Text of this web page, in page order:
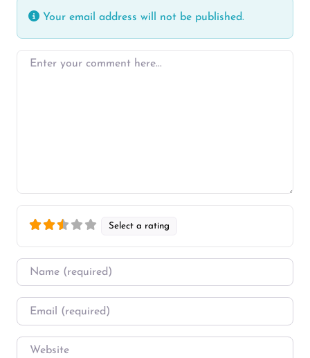
Your email address will not be published.
Enter your comment here…
Select a rating
Name
Email
Website